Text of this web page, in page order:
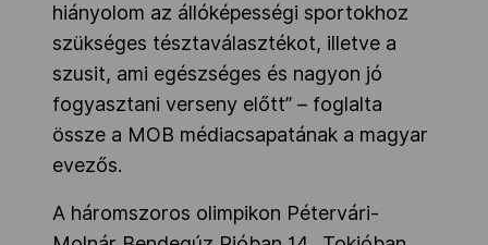
hiányolom az állóképességi sportokhoz
szükséges tésztaválasztékot, illetve a
szusit, ami egészséges és nagyon jó
fogyasztani verseny előtt” – foglalta
össze a MOB médiacsapatának a magyar
evezős.
A háromszoros olimpikon Pétervári-